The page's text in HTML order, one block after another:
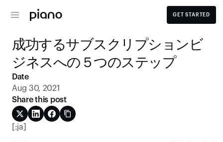
GET STARTED
成功するサブスクリプションビ
ジネスへの５つのステップ
[:ja]
Date
Aug 30, 2021
Share this post